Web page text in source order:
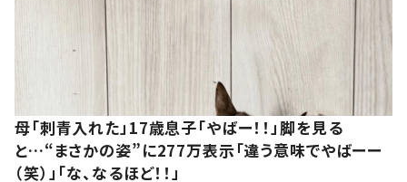
母「刺青入れた」17歳息子「やばー！！」脚を見る
と…“まさかの姿”に277万表示「違う意味でやばーー
（笑）」「な、なるほど！！」